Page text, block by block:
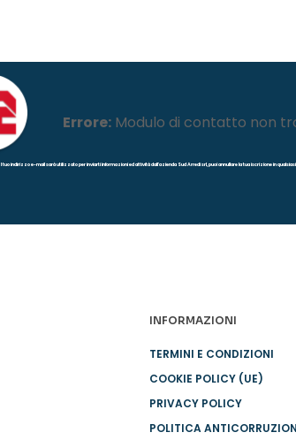
Errore:Modulo di contatto non
l tuo indirizzo e-mail sarà utilizzato per inviarti informazioni ed attività dall'azienda Sud Arredi srl, puoi annullare la tua iscrizione in
INFORMAZIONI
TERMINI E CONDIZIONI
COOKIE POLICY (UE)
PRIVACY POLICY
POLITICA